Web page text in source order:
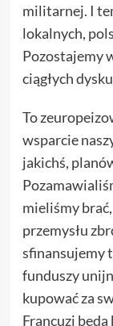
militarnej. I
lokalnych,
Pozostajemy
ciągłych
To
wsparcie
jakichś,
mieliśmy
przemysłu
sfinansujemy
funduszy
kupować za
Francuzi